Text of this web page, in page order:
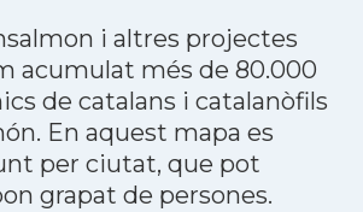
i altres projectes
acumulat més de 80.000
de catalans i catalanòfils
En aquest mapa es
per ciutat, que pot
grapat de persones.